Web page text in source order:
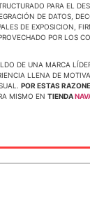
PARA EL
DE DATOS,
DE EXPOSICION,
POR LOS
DE UNA MARCA
LLENA DE
POR ESTAS
MISMO EN TIENDA